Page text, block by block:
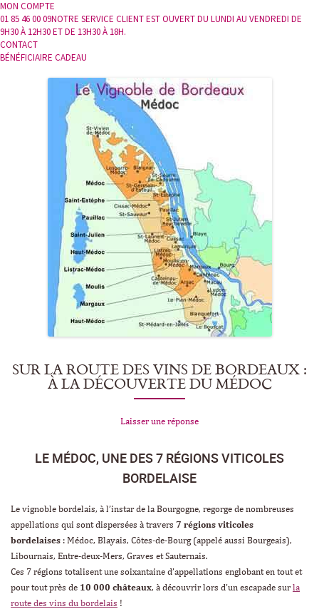
MON COMPTE
01 85 46 00 09NOTRE SERVICE CLIENT EST OUVERT DU LUNDI AU VENDREDI DE
9H30 À 12H30 ET DE 13H30 À 18H.
CONTACT
BÉNÉFICIAIRE CADEAU
SUR LA ROUTE DES VINS DE BORDEAUX :
À LA DÉCOUVERTE DU MÉDOC
Laisser une réponse
LE MÉDOC, UNE DES 7 RÉGIONS VITICOLES
BORDELAISE
Le vignoble bordelais, à l’instar de la Bourgogne, regorge de nombreuses
appellations qui sont dispersées à travers 7 régions viticoles
bordelaises : Médoc, Blayais, Côtes-de-Bourg (appelé aussi Bourgeais),
Libournais, Entre-deux-Mers, Graves et Sauternais.
Ces 7 régions totalisent une soixantaine d’appellations englobant en tout et
pour tout près de 10 000 châteaux, à découvrir lors d’un escapade surla
route des vins du bordelais !